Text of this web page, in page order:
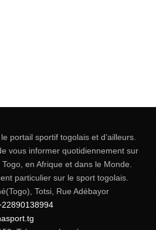
le portail sportif togolais et d’ailleurs.
vous informer quotidiennement sur
en Afrique et dans le Monde.
particulier sur le sport togolais.
Totsi, Rue Adébayor